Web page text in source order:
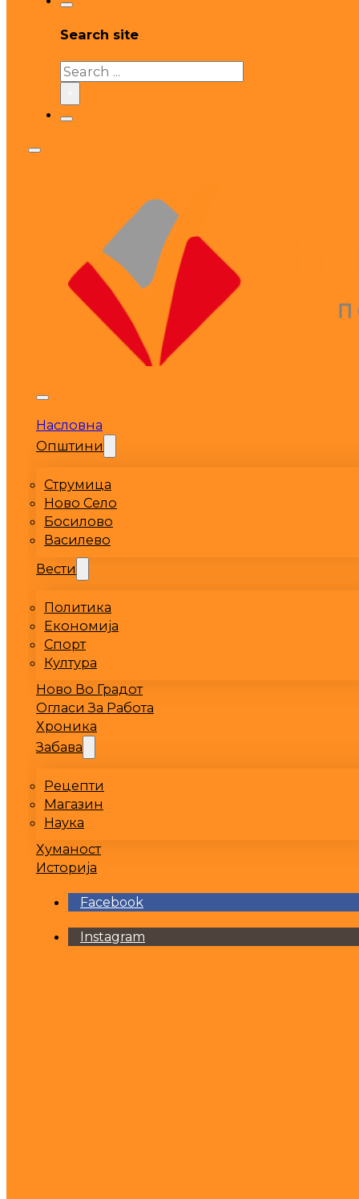
Search site
Search
Насловна
Општини
Струмица
Ново Село
Босилово
Василево
Вести
Политика
Економија
Спорт
Култура
Ново Во Градот
Огласи За Работа
Хроника
Забава
Рецепти
Магазин
Наука
Хуманост
Историја
Facebook
Instagram